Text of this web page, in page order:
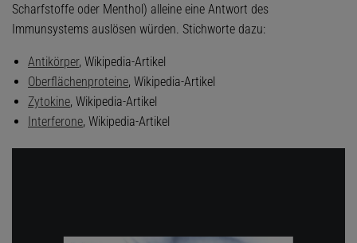
Scharfstoffe oder Menthol) alleine eine Antwort des
Immunsystems auslösen würden. Stichworte dazu:
Antikörper, Wikipedia-Artikel
Oberflächenproteine, Wikipedia-Artikel
Zytokine, Wikipedia-Artikel
Interferone, Wikipedia-Artikel